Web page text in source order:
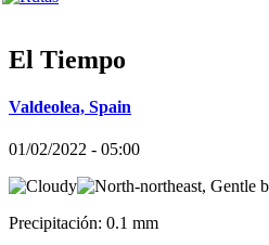
El Tiempo
Valdeolea, Spain
01/02/2022 - 05:00
Precipitación: 0.1 mm